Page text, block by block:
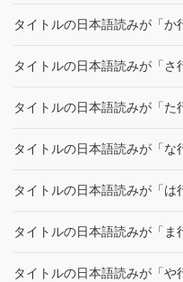
タイトルの日本語読みが「
タイトルの日本語読みが「
タイトルの日本語読みが「
タイトルの日本語読みが「な
タイトルの日本語読みが「
タイトルの日本語読みが「ま
タイトルの日本語読みが「や